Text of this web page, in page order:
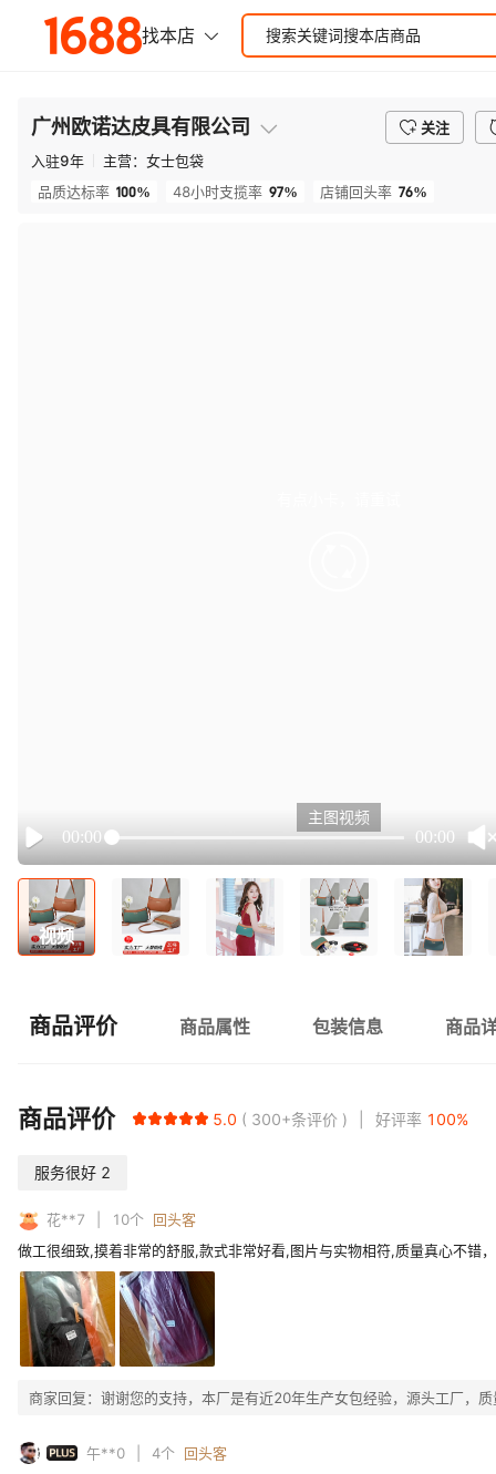
广州欧诺达皮具有限公司
关注
入驻9年 主营： 女士包袋
品质达标率 100% 48小时支揽率 97% 店铺回头率 76%
Play
00:00 00:00
主图视频
视频
商品评价 商品属性 包装信息 商品
商品评价 5.0 300+条评价 好评率 100%
服务很好 2
花**7 10个 回头客
做工很细致,摸着非常的舒服,款式非常好看,图片与实物相符,质量真心不错
商家回复： 谢谢您的支持，本厂是有近20年生产女包经验，源头工厂，
PLUS 午**0 4个 回头客